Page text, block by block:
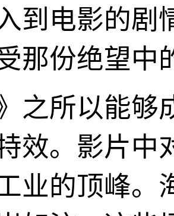
到电影的剧
那份绝望中
》之所以能
效。影片中
业的顶峰。